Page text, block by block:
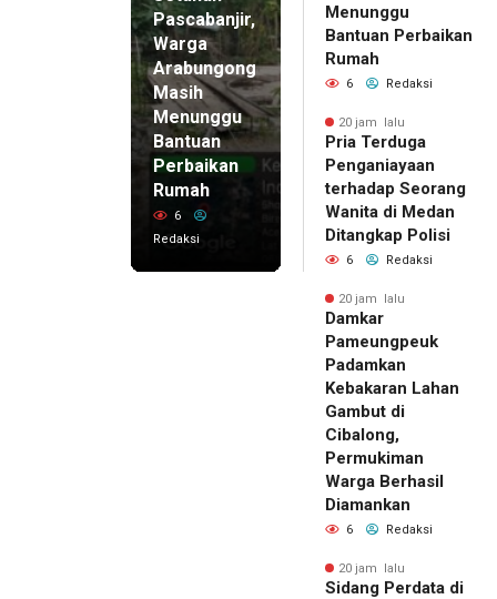
Pascabanjir,
Warga
Arabungong
Masih
Menunggu
Bantuan
Perbaikan
Rumah
6
Redaksi
Menunggu
Bantuan Perbaikan
Rumah
6 Redaksi
20 jam lalu
Pria Terduga
Penganiayaan
terhadap Seorang
Wanita di Medan
Ditangkap Polisi
6 Redaksi
20 jam lalu
Damkar
Pameungpeuk
Padamkan
Kebakaran Lahan
Gambut di
Cibalong,
Permukiman
Warga Berhasil
Diamankan
6 Redaksi
20 jam lalu
Sidang Perdata di